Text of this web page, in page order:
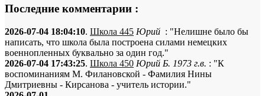
Последние комментарии :
2026-07-04 18:04:10. Школа 445 Юрий : "Нелишне было бы
написать, что школа была построена силами немецких
военнопленных буквально за один год."
2026-07-04 17:43:25. Школа 450 Юрий Б. 1973 г.в. : "К
воспоминаниям М. Филановской - Фамилия Нины
Дмитриевны - Кирсанова - учитель истории."